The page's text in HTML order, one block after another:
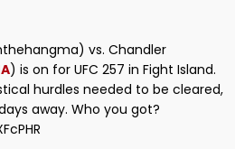
vs. Chandler
) is on for UFC 257 in Fight Island.
hurdles needed to be cleared,
away. Who you got?